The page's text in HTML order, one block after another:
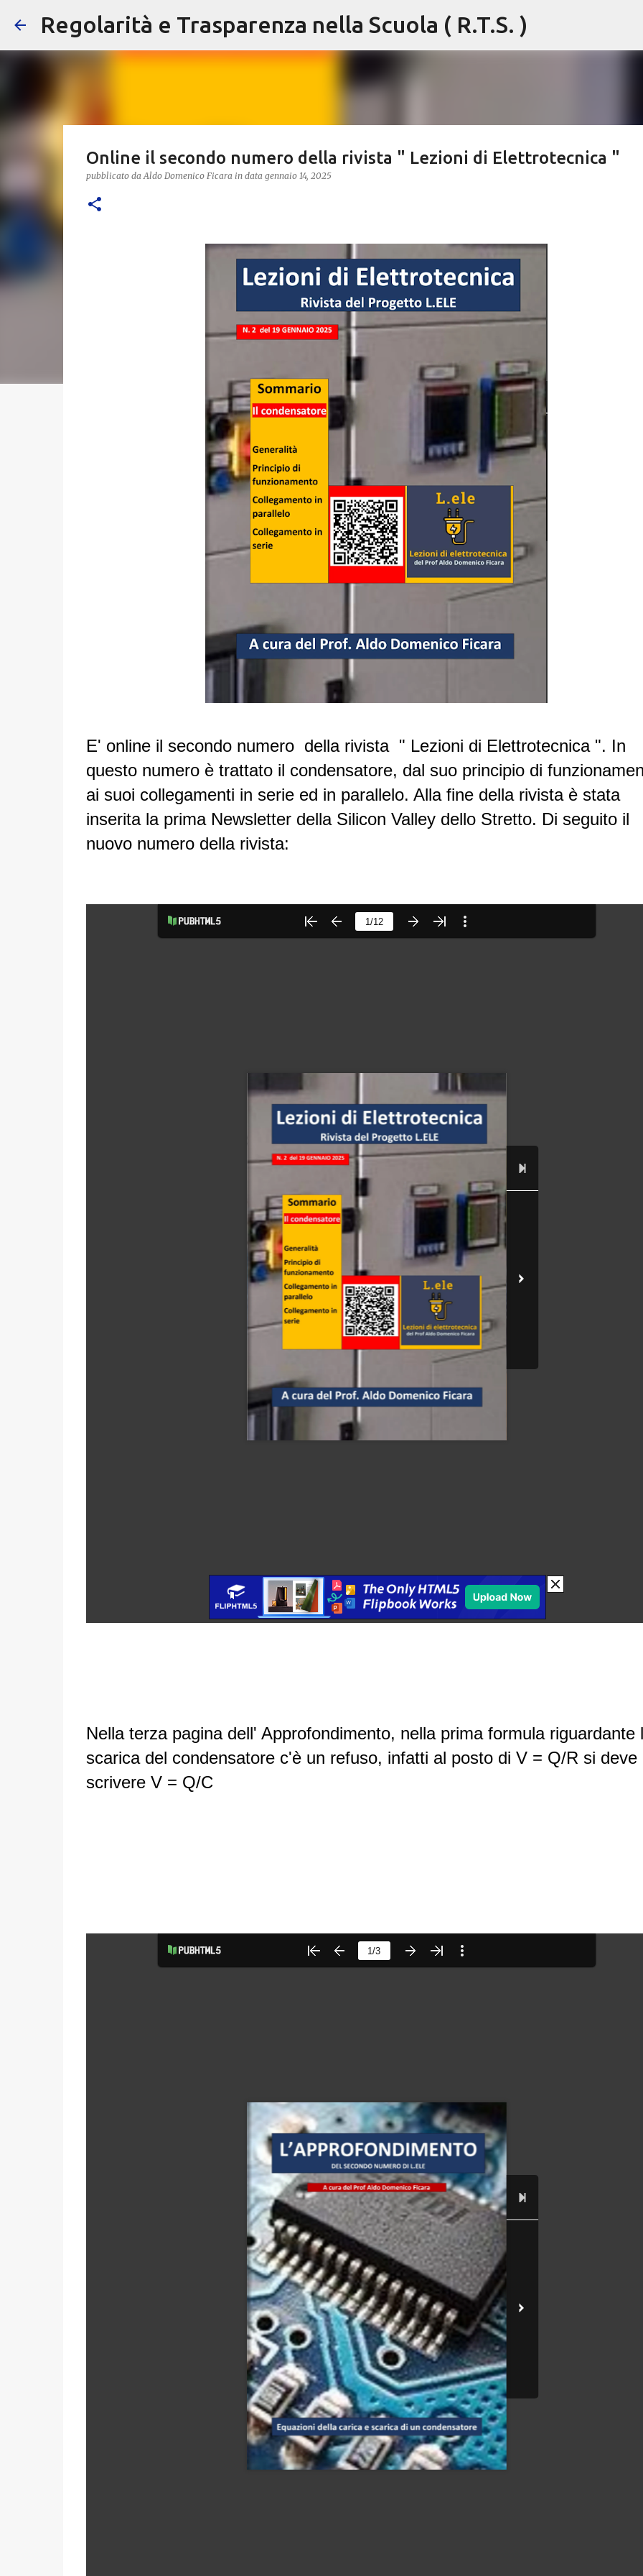
Passa ai contenuti principali
Regolarità e Trasparenza nella Scuola ( R.T.S. )
Online il secondo numero della rivista " Lezioni di Elettrotecnica "
pubblicato daAldo Domenico Ficara in data gennaio 14, 2025
E' online il secondo numero della rivista " Lezioni di Elettrotecnica ". In
questo numero è trattato il condensatore, dal suo principio di
ai suoi collegamenti in serie ed in parallelo. Alla fine della rivista è stata
inserita la prima Newsletter della Silicon Valley dello Stretto. Di seguito il
nuovo numero della rivista:
Nella terza pagina dell' Approfondimento, nella prima formula riguardante
scarica del condensatore c'è un refuso, infatti al posto di V = Q/R si deve
scrivere V = Q/C